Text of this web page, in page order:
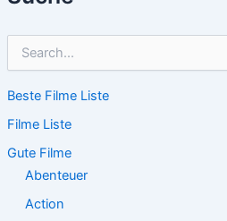
h
n
n
Beste Filme Liste
Filme Liste
Gute Filme
Abenteuer
Action